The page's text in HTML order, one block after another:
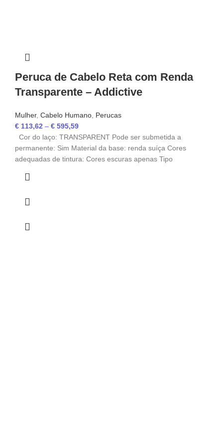
Peruca de Cabelo Reta com Renda
Transparente – Addictive
Mulher, Cabelo Humano, Perucas
€ 113,62 – € 595,59
Cor do laço: TRANSPARENT Pode ser submetida a
permanente: Sim Material da base: renda suíça Cores
adequadas de tintura: Cores escuras apenas Tipo